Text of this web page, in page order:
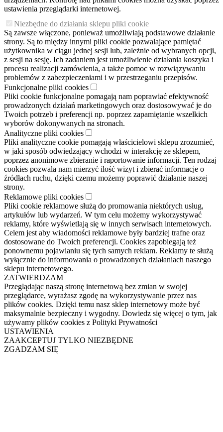
ustawienia przeglądarki internetowej.
Niezbędne do działania sklepu pliki cookie
Są zawsze włączone, ponieważ umożliwiają podstawowe działanie
strony. Są to między innymi pliki cookie pozwalające pamiętać
użytkownika w ciągu jednej sesji lub, zależnie od wybranych opcji,
z sesji na sesję. Ich zadaniem jest umożliwienie działania koszyka i
procesu realizacji zamówienia, a także pomoc w rozwiązywaniu
problemów z zabezpieczeniami i w przestrzeganiu przepisów.
Funkcjonalne pliki cookies
Pliki cookie funkcjonalne pomagają nam poprawiać efektywność
prowadzonych działań marketingowych oraz dostosowywać je do
Twoich potrzeb i preferencji np. poprzez zapamiętanie wszelkich
wyborów dokonywanych na stronach.
Analityczne pliki cookies
Pliki analityczne cookie pomagają właścicielowi sklepu zrozumieć,
w jaki sposób odwiedzający wchodzi w interakcję ze sklepem,
poprzez anonimowe zbieranie i raportowanie informacji. Ten rodzaj
cookies pozwala nam mierzyć ilość wizyt i zbierać informacje o
źródłach ruchu, dzięki czemu możemy poprawić działanie naszej
strony.
Reklamowe pliki cookies
Pliki cookie reklamowe służą do promowania niektórych usług,
artykułów lub wydarzeń. W tym celu możemy wykorzystywać
reklamy, które wyświetlają się w innych serwisach internetowych.
Celem jest aby wiadomości reklamowe były bardziej trafne oraz
dostosowane do Twoich preferencji. Cookies zapobiegają też
ponownemu pojawianiu się tych samych reklam. Reklamy te służą
wyłącznie do informowania o prowadzonych działaniach naszego
sklepu internetowego.
ZATWIERDZAM
Przeglądając naszą stronę internetową bez zmian w swojej
przeglądarce, wyrażasz zgodę na wykorzystywanie przez nas
plików cookies. Dzięki temu nasz sklep internetowy może być
maksymalnie bezpieczny i wygodny. Dowiedz się więcej o tym, jak
używamy plików cookies z Polityki Prywatności
USTAWIENIA
ZAAKCEPTUJ TYLKO NIEZBĘDNE
ZGADZAM SIĘ